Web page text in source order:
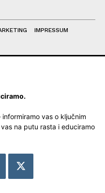
IMPRESSUM
vas o ključnim
na putu rasta i educiramo